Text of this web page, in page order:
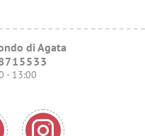
di Agata
- 13:00